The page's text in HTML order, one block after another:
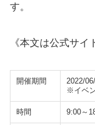
す。
《本文は公式サイ
開催期間
2022/
※イベ
時間 9:00～